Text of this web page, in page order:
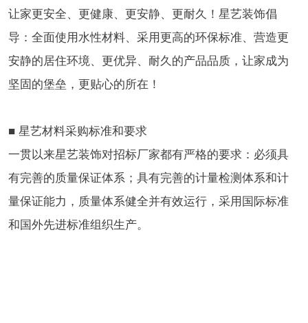
让家更安全、更健康、更安静、更耐久！星艺装饰倡
导：全面使用水性材料、采用更高的环保标准、营造更
安静的居住环境、更优异、耐久的产品品质，让家成为
坚固的堡垒，更贴心的所在！
■ 星艺材料采购标准和要求
一贯以来星艺装饰对招标厂家都有严格的要求：必须具
有完善的质量保证体系；具有完善的计量检测体系和计
量保证能力，质量体系健全并有效运行，采用国际标准
和国外先进标准组织生产。